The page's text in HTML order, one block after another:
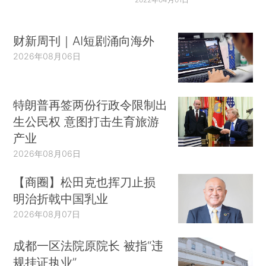
财新周刊｜AI短剧涌向海外
2026年08月06日
特朗普再签两份行政令限制出
生公民权 意图打击生育旅游
产业
2026年08月06日
【商圈】松田克也挥刀止损
明治折戟中国乳业
2026年08月07日
成都一区法院原院长 被指“违
规挂证执业”